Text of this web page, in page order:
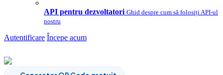
API pentru dezvoltatori Ghid despre cum să folosiți API-ul
nostru
Autentificare Începe acum